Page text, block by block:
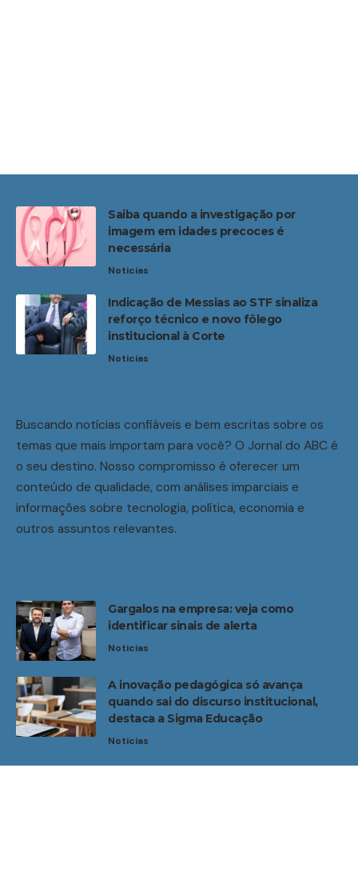
Saiba quando a investigação por
imagem em idades precoces é
necessária
Noticias
Indicação de Messias ao STF sinaliza
reforço técnico e novo fôlego
institucional à Corte
Noticias
Buscando notícias confiáveis e bem escritas sobre os
temas que mais importam para você? O Jornal do ABC é
o seu destino. Nosso compromisso é oferecer um
conteúdo de qualidade, com análises imparciais e
informações sobre tecnologia, política, economia e
outros assuntos relevantes.
Gargalos na empresa: veja como
identificar sinais de alerta
Noticias
A inovação pedagógica só avança
quando sai do discurso institucional,
destaca a Sigma Educação
Noticias